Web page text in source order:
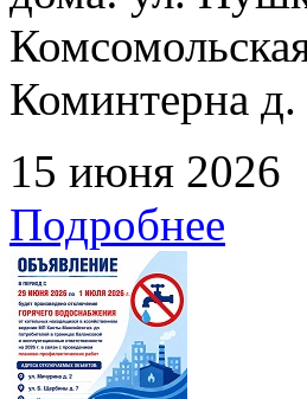
Коминтерна д.
15 июня 2026
Подробнее